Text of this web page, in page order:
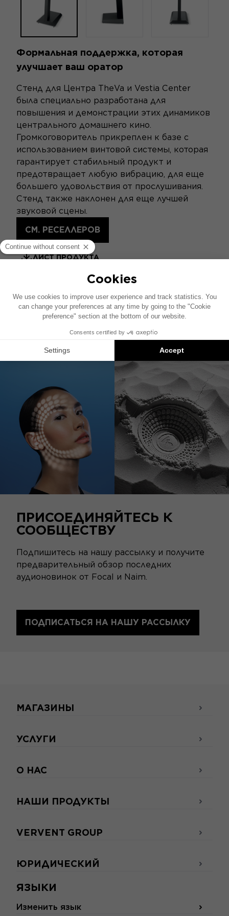
Формальная поддержка, которая
улучшает ваш оратор
Стенд для Центра TheVa и Vestia Center
была специально разработана для
повышения и демонстрации этих динамиков
центрального домашнего кино.
Громкоговоритель прикреплен к базе с
использованием винтовой системы, которая
гарантирует стабильный продукт и
предотвращает любую вибрацию, для еще
большего удовольствия от прослушивания.
Стенд также наклонен для еще лучшей
звуковой сцены.
СМ. РЕСЕЛЛЕРОВ
ЛИСТ ПРОДУКТА
КАТАЛОГ HOME
СОВМЕСТИМЫЙ С
ПРИСОЕДИНЯЙТЕСЬ К
СООБЩЕСТВУ
Подпишитесь на нашу рассылку и получите
предварительный обзор последних
аудионовинок от Focal и Naim.
ПОДПИСАТЬСЯ НА НАШУ РАССЫЛКУ
ЯЗЫКИ
Изменить язык
МАГАЗИНЫ
УСЛУГИ
О НАС
НАШИ ПРОДУКТЫ
VERVENT GROUP
ЮРИДИЧЕСКИЙ